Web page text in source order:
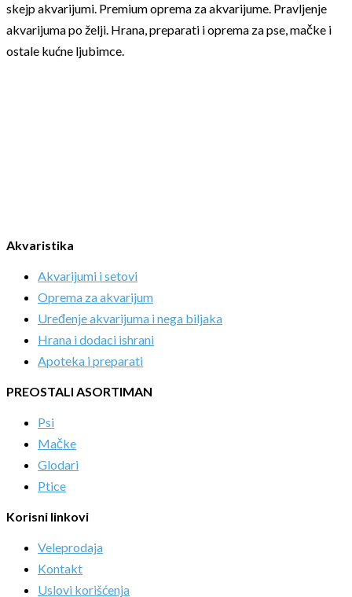
skejp akvarijumi. Premium oprema za akvarijume. Pravljenje
akvarijuma po želji. Hrana, preparati i oprema za pse, mačke i
ostale kućne ljubimce.
Akvaristika
Akvarijumi i setovi
Oprema za akvarijum
Uređenje akvarijuma i nega biljaka
Hrana i dodaci ishrani
Apoteka i preparati
PREOSTALI ASORTIMAN
Psi
Mačke
Glodari
Ptice
Korisni linkovi
Veleprodaja
Kontakt
Uslovi korišćenja